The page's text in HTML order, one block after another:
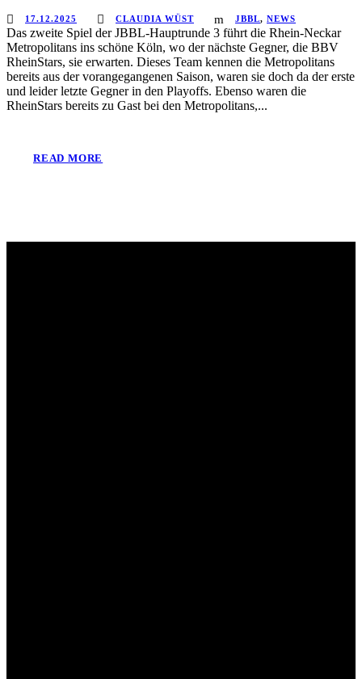
17.12.2025 CLAUDIA WÜST JBBL, NEWS
Das zweite Spiel der JBBL-Hauptrunde 3 führt die Rhein-Neckar
Metropolitans ins schöne Köln, wo der nächste Gegner, die BBV
RheinStars, sie erwarten. Dieses Team kennen die Metropolitans
bereits aus der vorangegangenen Saison, waren sie doch da der erste
und leider letzte Gegner in den Playoffs. Ebenso waren die
RheinStars bereits zu Gast bei den Metropolitans,...
READ MORE